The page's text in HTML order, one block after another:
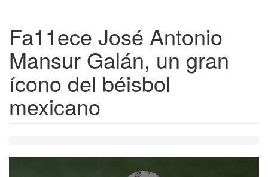
Fa11ece José Antonio
Mansur Galán, un gran
ícono del béisbol
mexicano